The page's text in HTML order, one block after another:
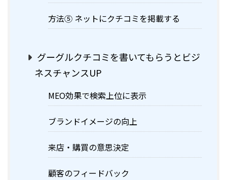
方法⑤ ネットにクチコミを掲載する
グーグルクチコミを書いてもらうとビジ
ネスチャンスUP
MEO効果で検索上位に表示
ブランドイメージの向上
来店・購買の意思決定
顧客のフィードバック